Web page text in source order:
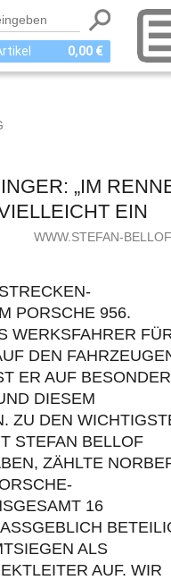
0,00 €
„IM
EIN
WWW.STEFAN-
PORSCHE 956.
WERKSFAHRER
DEN
ER AUF
DIESEM
ZU DEN
STEFAN BELLOF
ZÄHLTE
16
ALS V
AUF. WIR B